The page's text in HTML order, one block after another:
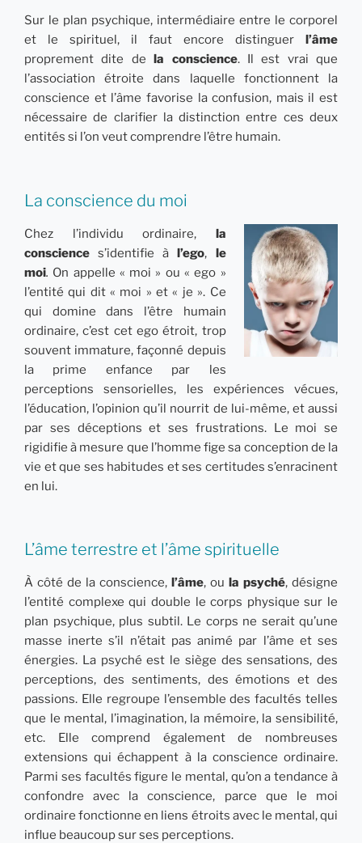
Sur le plan psychique, intermédiaire entre le corporel
et le spirituel, il faut encore distinguer l’âme
proprement dite dela conscience. Il est vrai que
l’association étroite dans laquelle fonctionnent la
conscience et l’âme favorise la confusion, mais il est
nécessaire de clarifier la distinction entre ces deux
entités si l’on veut comprendre l’être humain.
La conscience du moi
Chez l’individu ordinaire, la
conscience s’identifie àl’ego, le
moi. On appelle « moi » ou « ego »
l’entité qui dit « moi » et « je ». Ce
qui domine dans l’être humain
ordinaire, c’est cet ego étroit, trop
souvent immature, façonné depuis
la prime enfance par les
perceptions sensorielles, les expériences vécues,
l’éducation, l’opinion qu’il nourrit de lui-même, et aussi
par ses déceptions et ses frustrations. Le moi se
rigidifie à mesure que l’homme fige sa conception de la
vie et que ses habitudes et ses certitudes s’enracinent
en lui.
L’âme terrestre et l’âme spirituelle
À côté de la conscience, l’âme, ou la psyché, désigne
l’entité complexe qui double le corps physique sur le
plan psychique, plus subtil. Le corps ne serait qu’une
masse inerte s’il n’était pas animé par l’âme et ses
énergies. La psyché est le siège des sensations, des
perceptions, des sentiments, des émotions et des
passions. Elle regroupe l’ensemble des facultés telles
que le mental, l’imagination, la mémoire, la sensibilité,
etc. Elle comprend également de nombreuses
extensions qui échappent à la conscience ordinaire.
Parmi ses facultés figure le mental, qu’on a tendance à
confondre avec la conscience, parce que le moi
ordinaire fonctionne en liens étroits avec le mental, qui
influe beaucoup sur ses perceptions.